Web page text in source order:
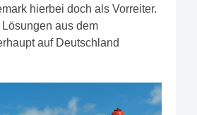
hierbei doch als Vorreiter.
aus dem
auf Deutschland